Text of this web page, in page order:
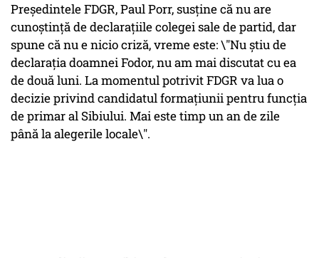
Președintele FDGR, Paul Porr, susține că nu are
cunoștință de declarațiile colegei sale de partid, dar
spune că nu e nicio criză, vreme este: \"Nu știu de
declarația doamnei Fodor, nu am mai discutat cu ea
de două luni. La momentul potrivit FDGR va lua o
decizie privind candidatul formațiunii pentru funcția
de primar al Sibiului. Mai este timp un an de zile
până la alegerile locale\".